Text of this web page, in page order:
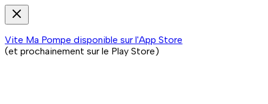
Vite Ma Pompe disponible sur l'App Store
(et prochainement sur le Play Store)